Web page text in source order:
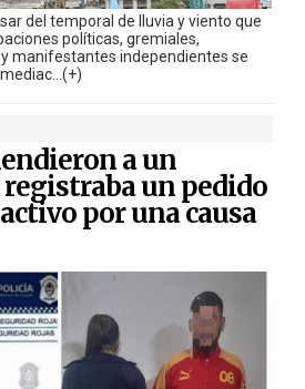
del temporal de lluvia y viento que
políticas, gremiales,
manifestantes independientes se
a un
un pedido
por una causa